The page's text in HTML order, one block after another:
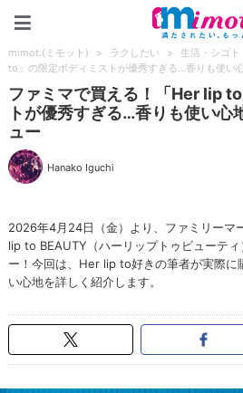
mimot.(ミモット) > ラクしたい > 生活・シゴト
to」の限定ボディミストが優秀すぎる…香りも使い
ファミマで買える！「Her lip
トが優秀すぎる…香りも使い心
ュー
Hanako Iguchi
2026年4月24日（金）より、ファミリーマ
lip to BEAUTY（ハーリップトゥビューティ
ー！今回は、Her lip to好きの筆者が実際に
い心地を詳しく紹介します。